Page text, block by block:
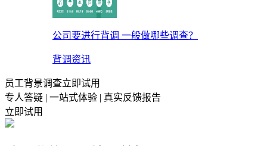
公司要进行背调 一般做哪些调查？
背调资讯
员工背景调查立即试用
专人答疑 | 一站式体验 | 真实反馈报告
立即试用